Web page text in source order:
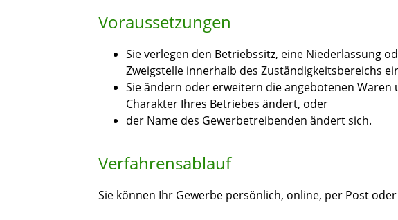
Voraussetzungen
Sie verlegen den Betriebssitz, eine Niederlassung
Zweigstelle innerhalb des Zuständigkeitsbereichs
Sie ändern oder erweitern die angebotenen Waren
Charakter Ihres Betriebes ändert, oder
der Name des Gewerbetreibenden ändert sich.
Verfahrensablauf
Sie können Ihr Gewerbe persönlich, online, per Post